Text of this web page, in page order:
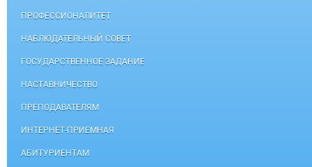
ПРОФЕССИОНАЛИТЕТ
НАБЛЮДАТЕЛЬНЫЙ СОВЕТ
ГОСУДАРСТВЕННОЕ ЗАДАНИЕ
НАСТАВНИЧЕСТВО
ПРЕПОДАВАТЕЛЯМ
ИНТЕРНЕТ-ПРИЕМНАЯ
АБИТУРИЕНТАМ